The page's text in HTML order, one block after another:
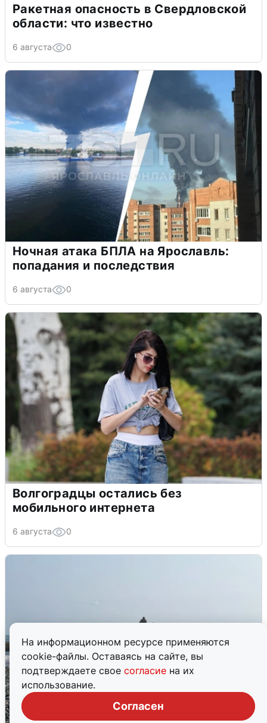
На информационном ресурсе применяются
cookie-файлы. Оставаясь на сайте, вы
подтверждаете свое согласие на их
использование.
Согласен
Ракетная опасность в Свердловской
области: что известно
6 августа 0
Ночная атака БПЛА на Ярославль:
попадания и последствия
6 августа 0
Волгоградцы остались без
мобильного интернета
6 августа 0